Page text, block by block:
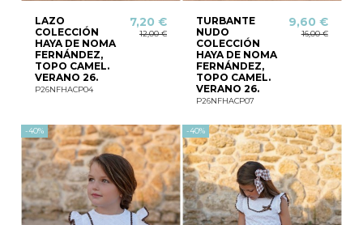
LAZO
COLECCIÓN
HAYA DE NOMA
FERNÁNDEZ,
TOPO CAMEL.
VERANO 26.
P26NFHACP04
7,20 €
12,00 €
TURBANTE
NUDO
COLECCIÓN
HAYA DE NOMA
FERNÁNDEZ,
TOPO CAMEL.
VERANO 26.
P26NFHACP07
9,60 €
16,00 €
-40% -40%